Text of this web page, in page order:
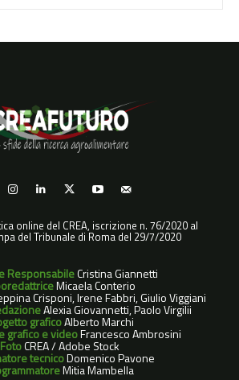
online del CREA, iscrizione n. 76/2020 al
del Tribunale di Roma del 29/7/2020
ResponsabileCristina Giannetti
Micaela Conterio
Crisponi, Irene Fabbri, Giulio Viggiani
Alexia Giovannetti, Paolo Virgilii
graficoAlberto Marchi
grafico e videoFrancesco Ambrosini
FotoCREA / Adobe Stock
tecnicoDomenico Pavone
Mitia Mambella